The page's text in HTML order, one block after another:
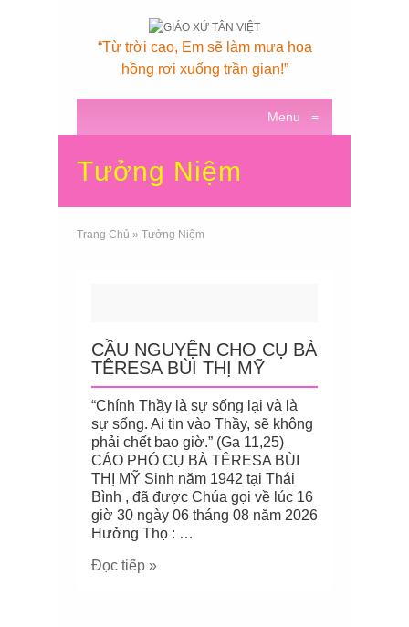
“Từ trời cao, Em sẽ làm mưa hoa
hồng rơi xuống trần gian!”
Menu ≡
Tưởng Niệm
Trang Chủ » Tưởng Niệm
CẦU NGUYỆN CHO CỤ BÀ
TÊRESA BÙI THỊ MỸ
“Chính Thầy là sự sống lại và là
sự sống. Ai tin vào Thầy, sẽ không
phải chết bao giờ.” (Ga 11,25)
CÁO PHÓ CỤ BÀ TÊRESA BÙI
THỊ MỸ Sinh năm 1942 tại Thái
Bình , đã được Chúa gọi về lúc 16
giờ 30 ngày 06 tháng 08 năm 2026
Hưởng Thọ : …
Đọc tiếp »